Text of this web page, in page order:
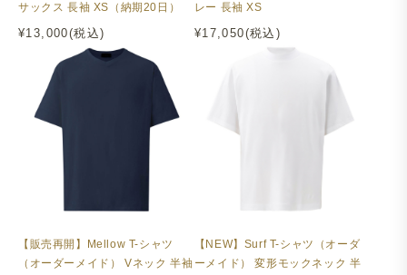
サックス 長袖 XS（納期20日）
¥13,000(税込)
レー 長袖 XS
¥17,050(税込)
【販売再開】Mellow T-シャツ
（オーダーメイド） Vネック 半袖
【NEW】Surf T-シャツ（オーダ
ーメイド） 変形モックネック 半